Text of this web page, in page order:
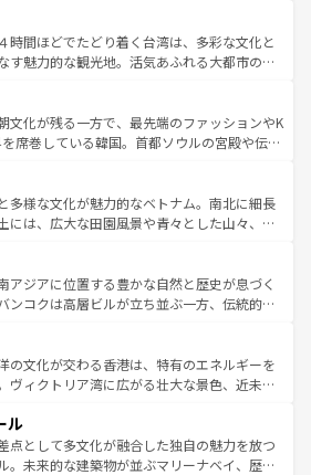
スタイルだ。 なお、新着のアメリカ
ンツ一覧を参照してほしい。
しの心で訪れる人々を迎えてくれるハワイの
いローカルフードやハワイアンミュージッ
フラダンスなど、すべてがハワイの魅力を彩
ほしい。 なお、新着のハワイ情報
一覧を参照してほしい。
大陸中央部にそびえるウルル（エアーズロッ
ニアの美しい原生林やケアンズの熱帯雨林な
がたくさん。また、カフェやワイン、オージ
ィビティも充実しており、サーフィンやダイ
キングなど、アウトドア好きにはたまらな
ラリアの多彩な魅力を存分に味わいつくそ
。
時間ほどでたどり着く台湾は、多彩な文化と
す魅力的な観光地。活気あふれる大都市の台
な山岳地帯である台湾東部など、都市の喧騒
さが共存しており、訪れる人に新しい発見と
してくれる。また、奥深い台湾の食文化も魅
評判のスイーツなど、バラエティ豊かな料理
が味わえる。 なお、新着の台湾情報は コンテンツ一覧を参
。
文化が残る一方で、最先端のファッションやK
席巻している韓国。首都ソウルの宮殿や伝統
を延ばせば四季折々の自然美を楽しむことが
て、キムチや焼肉、絶品のストリートフード
まな韓国料理が待っている。夜には、韓国な
れながら、韓国の多彩な魅力を心ゆくまで味
わってみてほしい。 なお、新着の韓国情報はコンテンツ一
ほしい。
多様な文化が魅力的なベトナム。南北に細長
には、広大な田園風景や青々とした山々、世
共に伝統が息づく。ハノイの古い町並みやホ
フランス統治時代の建物も、独特の雰囲気を
る。また、バラエティの豊かさとおいしさで
やバインミー、ベトナムコーヒーなどは、ぜ
いたい。どの地域を訪れてもあたたかい人々
えてくれるので、きっと忘れられない旅にな
。
アジアに位置する豊かな自然と歴史が息づく
ンコクは高層ビルが立ち並ぶ一方、伝統的な
している。北部ではチェンマイなどの山岳地
れ合い、南部ではプーケットやクラビの美し
ゾート気分を楽しむことができる。タイ料理
は一年中温暖で、どの季節にも異なる楽しみ
。親しみやすいタイの人々、仏教を中心とし
て多様な観光資源が、訪れる旅人を魅了し続
の文化が交わる香港は、特有のエネルギーを
ヴィクトリア湾に広がる壮大な景色、近未来
れても感動するはず。観光スポットが密集し
よく見どころを回れるのも魅力。息をのむよ
文化的な体験まで、香港を存分に楽しみ尽く
ル
点として多文化が融合した独自の魅力を放つ
。未来的な建築物が並ぶマリーナベイ、歴史